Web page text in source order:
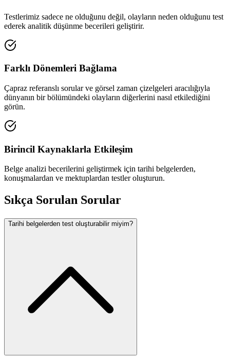
Testlerimiz sadece ne olduğunu değil, olayların neden olduğunu test
ederek analitik düşünme becerileri geliştirir.
Farklı Dönemleri Bağlama
Çapraz referanslı sorular ve görsel zaman çizelgeleri aracılığıyla
dünyanın bir bölümündeki olayların diğerlerini nasıl etkilediğini
görün.
Birincil Kaynaklarla Etkileşim
Belge analizi becerilerini geliştirmek için tarihi belgelerden,
konuşmalardan ve mektuplardan testler oluşturun.
Sıkça Sorulan Sorular
Tarihi belgelerden test oluşturabilir miyim?